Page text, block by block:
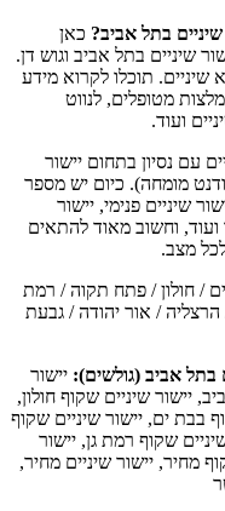
בתל אביב?כאן
בתל אביב וגוש דן.
תוכלו לקרוא מידע
מטופלים, לנווט
ועוד.
נסיון בתחום יישור
מומחה). כיום יש מספר
פנימי, יישור
וחשוב מאוד להתאים
מצב.
/ פתח תקוה / רמת
/ אור יהודה / גבעת
אביב (גולשים):יישור
שיניים שקוף חולון,
ים, יישור שיניים שקוף
שקוף רמת גן, יישור
יישור שיניים מחיר,